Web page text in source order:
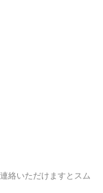
絡いただけますとスム